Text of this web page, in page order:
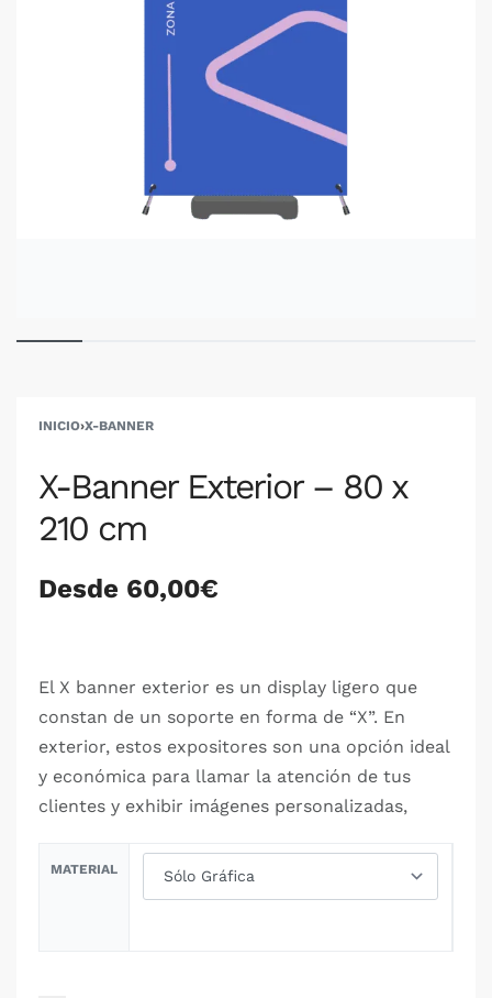
INICIO›X-BANNER
X-Banner Exterior – 80 x
210 cm
Desde 60,00€
El X banner exterior es un display ligero que
constan de un soporte en forma de “X”. En
exterior, estos expositores son una opción ideal
y económica para llamar la atención de tus
clientes y exhibir imágenes personalizadas,
MATERIAL